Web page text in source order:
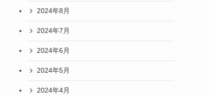
2024年8月
2024年7月
2024年6月
2024年5月
2024年4月